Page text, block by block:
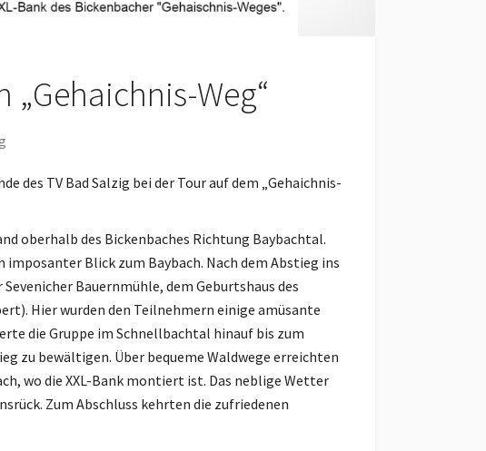
„Gehaichnis-Weg“
des TV Bad Salzig bei der Tour auf dem „Gehaichnis-
oberhalb des Bickenbaches Richtung Baybachtal.
Blick zum Baybach. Nach dem Abstieg ins
Bauernmühle, dem Geburtshaus des
Hier wurden den Teilnehmern einige amüsante
die Gruppe im Schnellbachtal hinauf bis zum
zu bewältigen. Über bequeme Waldwege erreichten
wo die XXL-Bank montiert ist. Das neblige Wetter
Zum Abschluss kehrten die zufriedenen